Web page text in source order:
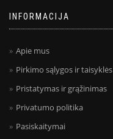
INFORMACIJA
Apie mus
Pirkimo sąlygos ir taisyklės
Pristatymas ir grąžinimas
Privatumo politika
Pasiskaitymai